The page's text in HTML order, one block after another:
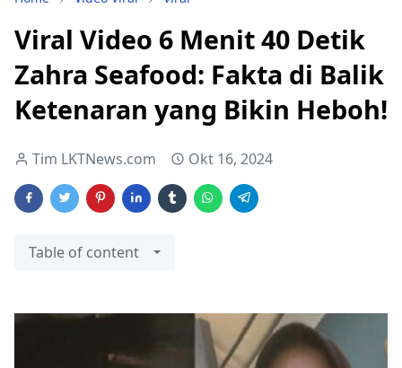
Viral Video 6 Menit 40 Detik
Zahra Seafood: Fakta di Balik
Ketenaran yang Bikin Heboh!
Tim LKTNews.com Okt 16, 2024
Table of content